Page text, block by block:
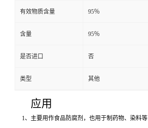
有效物质含量 95％
含量 95％
是否进口 否
类型 其他
应用
1、主要用作食品防腐剂，也用于制药物、染料等